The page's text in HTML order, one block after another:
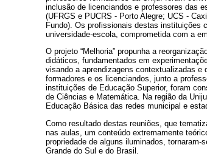
inclusão de licenciandos e professores das
(UFRGS e PUCRS - Porto Alegre; UCS -
Fundo). Os profissionais destas instituições
universidade-escola, comprometida com a
O projeto “Melhoria” propunha a
didáticos, fundamentados em
visando a aprendizagens contextualizadas
formadores e os licenciandos, junto a
instituições de Educação Superior, foram
de Ciências e Matemática. Na região da
Educação Básica das redes municipal e
Como resultado destas reuniões, que
nas aulas, um conteúdo extremamente
propriedade de alguns iluminados,
Grande do Sul e do Brasil.